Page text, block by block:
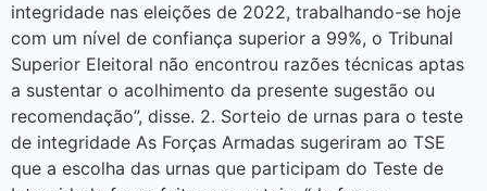
integridade nas eleições de 2022, trabalhando-se hoje
com um nível de confiança superior a 99%, o Tribunal
Superior Eleitoral não encontrou razões técnicas aptas
a sustentar o acolhimento da presente sugestão ou
recomendação”, disse. 2. Sorteio de urnas para o teste
de integridade As Forças Armadas sugeriram ao TSE
que a escolha das urnas que participam do Teste de